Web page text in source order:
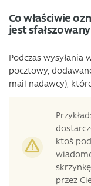
Co właściwie
jest
Podczas
pocztowy,
mail nadawcy),
ktoś
przez